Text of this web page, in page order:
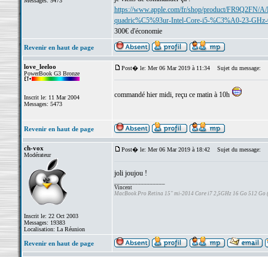
https://www.apple.com/fr/shop/product/FR9Q2FN/
quadric%C5%93ur-Intel-Core-i5-%C3%A0-23-
300€ d'économie
Revenir en haut de page
love_leeloo
PowerBook G3 Bronze
Inscrit le: 11 Mar 2004
Messages: 5473
Post� le: Mer 06 Mar 2019 à 11:34 Sujet du message:
commandé hier midi, reçu ce matin à 10h
Revenir en haut de page
ch-vox
Modérateur
Inscrit le: 22 Oct 2003
Messages: 19383
Localisation: La Réunion
Post� le: Mer 06 Mar 2019 à 18:42 Sujet du message:
joli joujou !
Vincent
MacBook Pro Retina 15" mi-2014 Core i7 2,5GHz 16 Go 512 Go
Revenir en haut de page